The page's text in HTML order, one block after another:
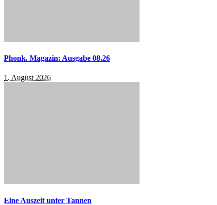
Phonk. Magazin: Ausgabe 08.26
1. August 2026
Eine Auszeit unter Tannen